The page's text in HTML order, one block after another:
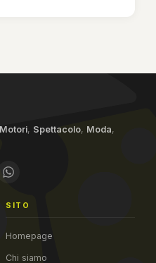
Motori, Spettacolo, Moda,
SITO
Homepage
Chi siamo